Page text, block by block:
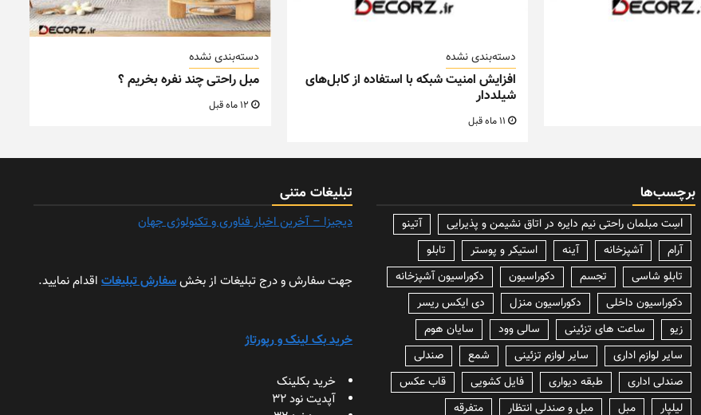
دسته‌بندی نشده
افزایش امنیت شبکه با استفاده از کابل‌های
شیلددار
دسته‌بندی نشده
مبل راحتی چند نفره بخریم ؟
برچسب‌ها
lسِت مبلمان راحتی نیم دایره در اتاق نشیمن و پذیرایی
آتینو
آرام
آشپزخانه آینه استیکر و پوستر
تابلو
تابلو شاسی
تجسم دکوراسیون
دکوراسیون آشپزخانه
دکوراسیون داخلی
دکوراسیون منزل
دی ایکس ریسر
زیو
ساعت های تزئینی سالی وود
سایان هوم
سایر لوازم اداری
سایر لوازم تزئینی شمع
صندلی
صندلی اداری
طبقه دیواری فایل کشویی
قاب عکس
لیلپار
مبل مبل و صندلی انتظار متفرقه
تبلیغات متنی
دیجیزا – آخرین اخبار فناوری و تکنولوژی جهان
جهت سفارش و درج تبلیغات از بخشسفارش تبلیغات اقدام نمایید.
خرید بک لینک و رپورتاژ
خرید بکلینک
آپدیت نود 32